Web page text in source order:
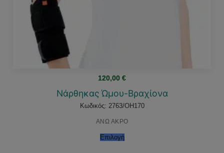
120,00 €
Νάρθηκας Ώμου-Βραχίονα
Κωδικός: 2763/OH170
ΑΝΩ ΑΚΡΟ
Επιλογή